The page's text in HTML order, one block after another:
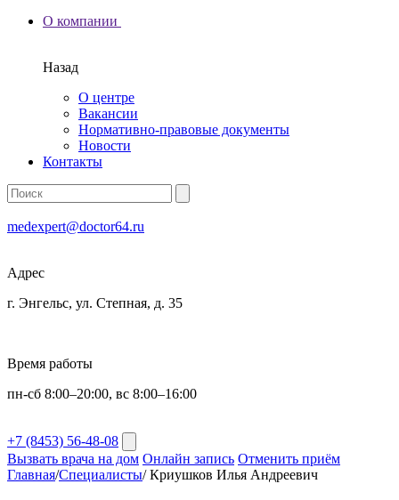
О компании
Назад
О центре
Вакансии
Нормативно-правовые документы
Новости
Контакты
medexpert@doctor64.ru
Адрес
г. Энгельс, ул. Степная, д. 35
Время работы
пн-сб 8:00–20:00, вс 8:00–16:00
+7 (8453) 56-48-08
Вызвать врача на дом Онлайн запись Отменить приём
Главная/Специалисты/ Криушков Илья Андреевич